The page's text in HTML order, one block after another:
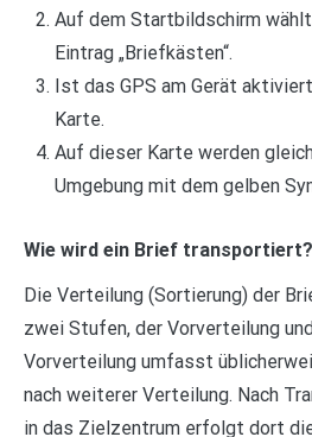
Auf dem Startbildschirm
Eintrag „Briefkästen“.
Ist das GPS am Gerät
Karte.
Auf dieser Karte werden
Umgebung mit dem gelben
Wie wird ein Brief transportiert?
Die Verteilung (Sortierung) der
zwei Stufen, der Vorverteilung
Vorverteilung umfasst
nach weiterer Verteilung. Nach
in das Zielzentrum erfolgt dort